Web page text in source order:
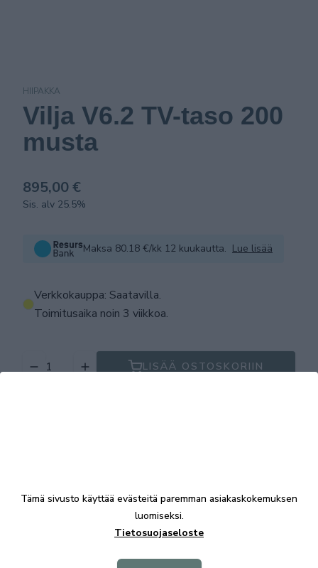
HIIPAKKA
Vilja V6.2 TV-taso 200
musta
895,00 €
Sis. alv 25.5%
Maksa 80.18 €/kk 12 kuukautta. Lue lisää
Verkkokauppa: Saatavilla.
Toimitusaika noin 3 viikkoa.
LISÄÄ OSTOSKORIIN
Tämä sivusto käyttää evästeitä paremman asiakaskokemuksen
luomiseksi.
Tietosuojaseloste